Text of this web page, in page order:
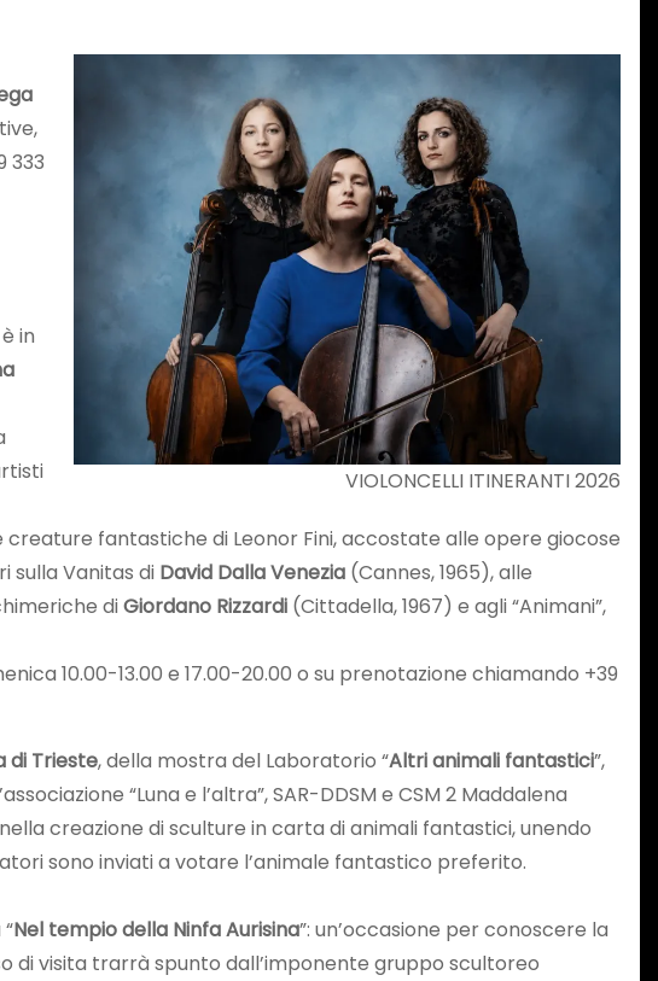
VIOLONCELLI ITINERANTI 2026
333
in
fantastiche di Leonor Fini, accostate alle opere giocose
sulla Vanitas di David Dalla Venezia (Cannes, 1965), alle
diGiordano Rizzardi (Cittadella, 1967) e agli “Animani”,
10.00-13.00 e 17.00-20.00 o su prenotazione chiamando +39
di Trieste, della mostra del Laboratorio “Altri animali fantastici”,
“Luna e l’altra”, SAR-DDSM e CSM 2 Maddalena
creazione di sculture in carta di animali fantastici, unendo
sono inviati a votare l’animale fantastico preferito.
Nel tempio della Ninfa Aurisina”: un’occasione per conoscere la
di visita trarrà spunto dall’imponente gruppo scultoreo